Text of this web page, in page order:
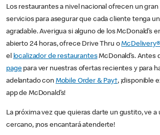
Los restaurantes a nivel nacional ofrecen un
servicios para asegurar que cada cliente tenga
agradable. Averigua si alguno de los McDonald’s
abierto 24 horas, ofrece Drive Thru o
el localizador de restaurantesMcDonald’s. Antes
pagepara ver nuestras ofertas recientes y para
adelantado con Mobile Order & Pay†, ¡disponible
app de McDonald’s!
La próxima vez que quieras darte un gustito, ve a
cercano, ¡nos encantará atenderte!